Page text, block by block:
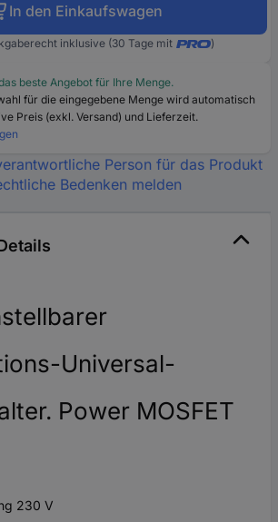
In den Einkaufswagen
inklusive (30 Tage mit )
beste Angebot für Ihre Menge.
für die eingegebene Menge wird automatisch
Preis (exkl. Versand) und Lieferzeit.
Person für das Produkt
Bedenken melden
Universal-
Power MOSFET
230 V